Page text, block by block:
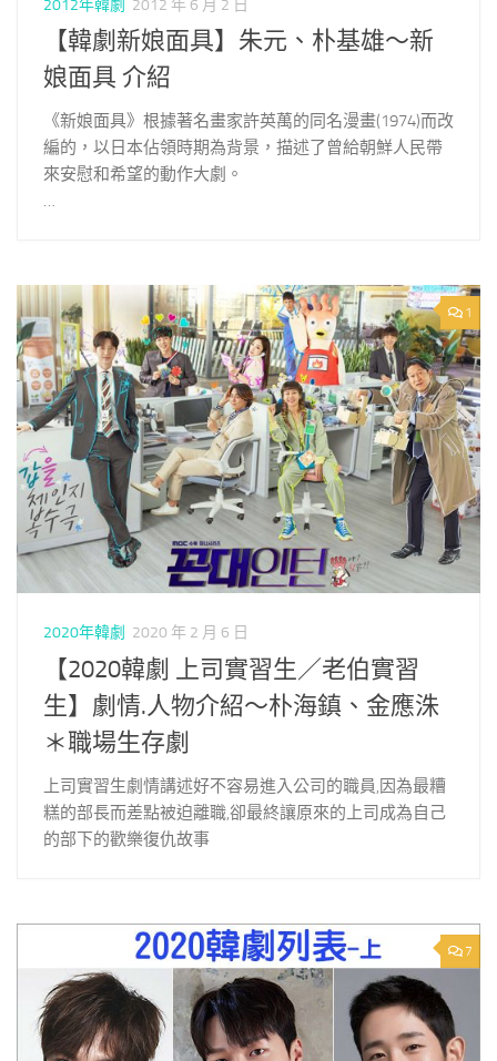
2012年韓劇 2012 年 6 月 2 日
【韓劇新娘面具】朱元、朴基雄～新
娘面具 介紹
《新娘面具》根據著名畫家許英萬的同名漫畫(1974)而改
編的，以日本佔領時期為背景，描述了曾給朝鮮人民帶
來安慰和希望的動作大劇。
…
1
2020年韓劇 2020 年 2 月 6 日
【2020韓劇 上司實習生／老伯實習
生】劇情.人物介紹～朴海鎮、金應洙
＊職場生存劇
上司實習生劇情講述好不容易進入公司的職員,因為最糟
糕的部長而差點被迫離職,卻最終讓原來的上司成為自己
的部下的歡樂復仇故事
7